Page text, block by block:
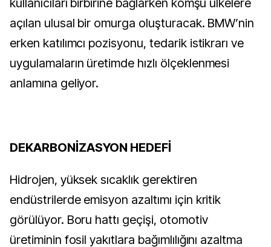
kullanıcıları birbirine bağlarken komşu ülkelere
açılan ulusal bir omurga oluşturacak. BMW’nin
erken katılımcı pozisyonu, tedarik istikrarı ve
uygulamaların üretimde hızlı ölçeklenmesi
anlamına geliyor.
DEKARBONİZASYON HEDEFİ
Hidrojen, yüksek sıcaklık gerektiren
endüstrilerde emisyon azaltımı için kritik
görülüyor. Boru hattı geçişi, otomotiv
üretiminin fosil yakıtlara bağımlılığını azaltma